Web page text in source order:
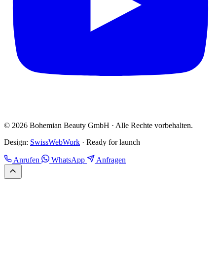
© 2026 Bohemian Beauty GmbH · Alle Rechte vorbehalten.
Design: SwissWebWork · Ready for launch
Anrufen WhatsApp Anfragen